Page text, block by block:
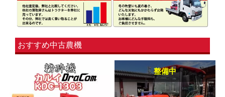
おすすめ中古農機
整備中